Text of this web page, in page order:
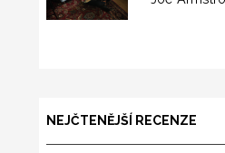
NEJČTENĚJŠÍ RECENZE